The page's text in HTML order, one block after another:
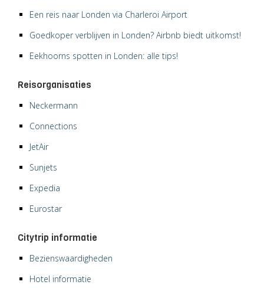
Een reis naar Londen via Charleroi Airport
Goedkoper verblijven in Londen? Airbnb biedt uitkomst!
Eekhoorns spotten in Londen: alle tips!
Reisorganisaties
Neckermann
Connections
JetAir
Sunjets
Expedia
Eurostar
Citytrip informatie
Bezienswaardigheden
Hotel informatie